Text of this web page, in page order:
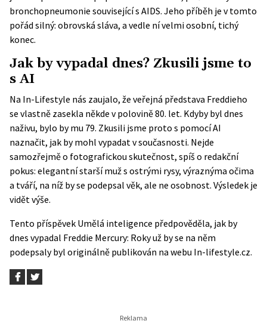
bronchopneumonie související s AIDS. Jeho příběh je v tomto
pořád silný: obrovská sláva, a vedle ní velmi osobní, tichý
konec.
Jak by vypadal dnes? Zkusili jsme to
s AI
Na In-Lifestyle nás zaujalo, že veřejná představa Freddieho
se vlastně zasekla někde v polovině 80. let. Kdyby byl dnes
naživu, bylo by mu 79. Zkusili jsme proto s pomocí AI
naznačit, jak by mohl vypadat v současnosti. Nejde
samozřejmě o fotografickou skutečnost, spíš o redakční
pokus: elegantní starší muž s ostrými rysy, výraznýma očima
a tváří, na níž by se podepsal věk, ale ne osobnost. Výsledek je
vidět výše.
Tento příspěvek Umělá inteligence předpověděla, jak by
dnes vypadal Freddie Mercury: Roky už by se na něm
podepsalybyl originálně publikován na webu In-lifestyle.cz.